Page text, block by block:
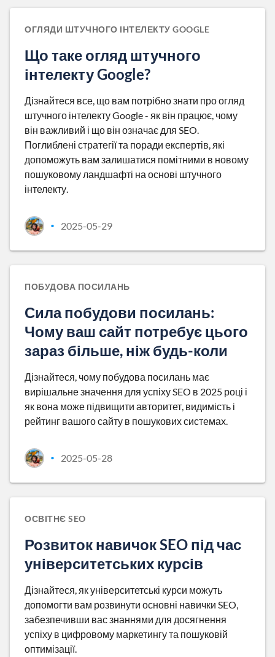
ОГЛЯДИ ШТУЧНОГО ІНТЕЛЕКТУ GOOGLE
Що таке огляд штучного
інтелекту Google?
Дізнайтеся все, що вам потрібно знати про огляд
штучного інтелекту Google - як він працює, чому
він важливий і що він означає для SEO.
Поглиблені стратегії та поради експертів, які
допоможуть вам залишатися помітними в новому
пошуковому ландшафті на основі штучного
інтелекту.
• 2025-05-29
ПОБУДОВА ПОСИЛАНЬ
Сила побудови посилань:
Чому ваш сайт потребує цього
зараз більше, ніж будь-коли
Дізнайтеся, чому побудова посилань має
вирішальне значення для успіху SEO в 2025 році і
як вона може підвищити авторитет, видимість і
рейтинг вашого сайту в пошукових системах.
• 2025-05-28
ОСВІТНЄ SEO
Розвиток навичок SEO під час
університетських курсів
Дізнайтеся, як університетські курси можуть
допомогти вам розвинути основні навички SEO,
забезпечивши вас знаннями для досягнення
успіху в цифровому маркетингу та пошуковій
оптимізації.